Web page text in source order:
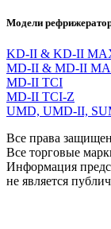
Модели
KD-II & KD-II
MD-II & MD-II
MD-II TCI
MD-II TCI-Z
UMD, UMD-II,
Все права
Все торговые
Информация
не является